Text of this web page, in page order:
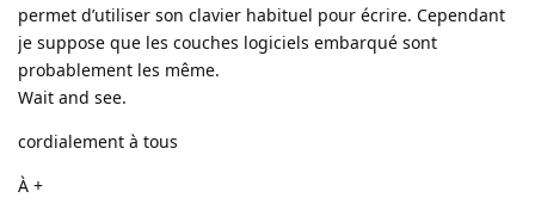
permet d’utiliser son clavier habituel pour écrire. Cependant
je suppose que les couches logiciels embarqué sont
probablement les même.
Wait and see.
cordialement à tous
À +